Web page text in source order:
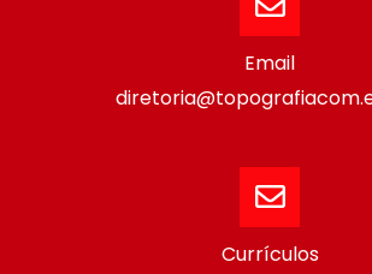
Email
Currículos